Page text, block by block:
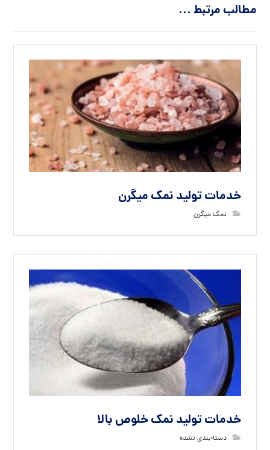
مطالب مرتبط ...
خدمات تولید نمک میگرن
نمک میگرن
خدمات تولید نمک خلوص بالا
دسته‌بندی نشده